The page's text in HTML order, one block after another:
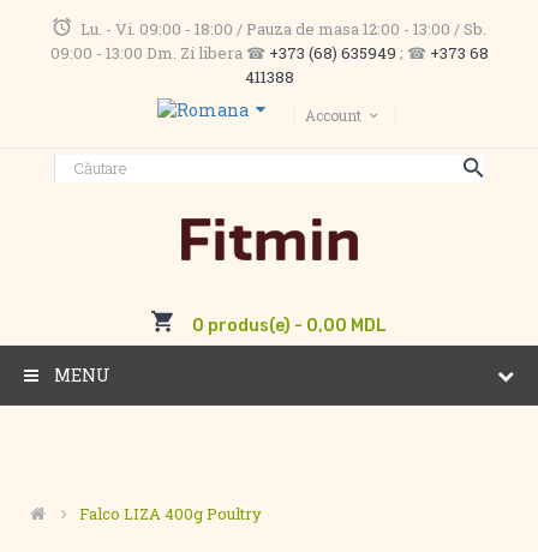
Lu. - Vi. 09:00 - 18:00 / Pauza de masa 12:00 - 13:00 / Sb.
09:00 - 13:00 Dm. Zi libera ☎ +373 (68) 635949 ; ☎ +373 68
411388
Account
0 produs(e) - 0,00 MDL
MENU
Falco LIZA 400g Poultry